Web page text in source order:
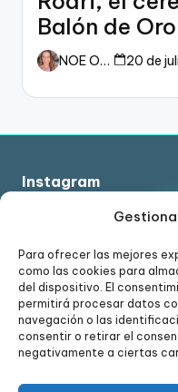
Para ofrecer las mejores
como las cookies para
del dispositivo. El
permitirá procesar datos
navegación o las
consentir o retirar el
negativamente a ciertas
Balón de
dueño del
NOE ORTIZ 20 de
Instagram
Ver